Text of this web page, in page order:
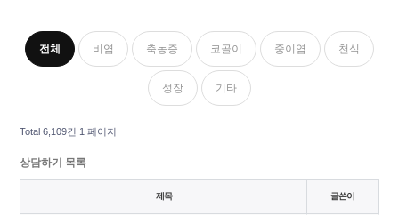
전체 비염 축농증 코골이 중이염 천식
성장 기타
Total 6,109건 1 페이지
상담하기 목록
제목 글쓴이